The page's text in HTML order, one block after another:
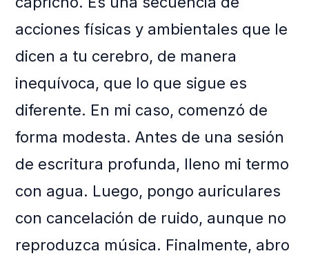
acciones físicas y ambientales que le
dicen a tu cerebro, de manera
inequívoca, que lo que sigue es
diferente. En mi caso, comenzó de
forma modesta. Antes de una sesión
de escritura profunda, lleno mi termo
con agua. Luego, pongo auriculares
con cancelación de ruido, aunque no
reproduzca música. Finalmente, abro